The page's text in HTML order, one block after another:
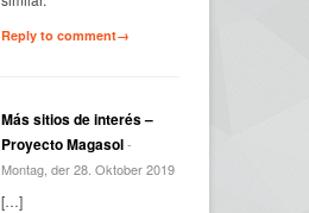
Reply to comment→
Más sitios de interés –
Proyecto Magasol-
Montag, der 28. Oktober 2019
[…]